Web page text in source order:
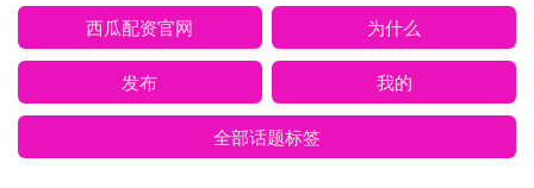
西瓜配资官网 为什么
发布 我的
全部话题标签